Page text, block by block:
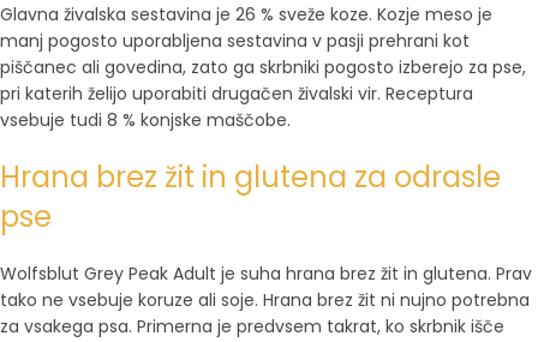
Glavna živalska sestavina je 26 % sveže koze. Kozje meso je
manj pogosto uporabljena sestavina v pasji prehrani kot
piščanec ali govedina, zato ga skrbniki pogosto izberejo za pse,
pri katerih želijo uporabiti drugačen živalski vir. Receptura
vsebuje tudi 8 % konjske maščobe.
Hrana brez žit in glutena za odrasle
pse
Wolfsblut Grey Peak Adult je suha hrana brez žit in glutena. Prav
tako ne vsebuje koruze ali soje. Hrana brez žit ni nujno potrebna
za vsakega psa. Primerna je predvsem takrat, ko skrbnik išče